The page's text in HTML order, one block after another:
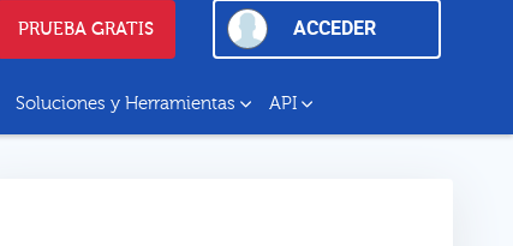
PRUEBA GRATIS ACCEDER
Soluciones y Herramientas API